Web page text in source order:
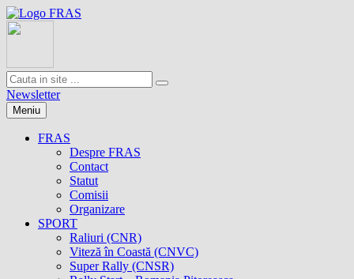
Newsletter
Meniu
FRAS
Despre FRAS
Contact
Statut
Comisii
Organizare
SPORT
Raliuri (CNR)
Viteză în Coastă (CNVC)
Super Rally (CNSR)